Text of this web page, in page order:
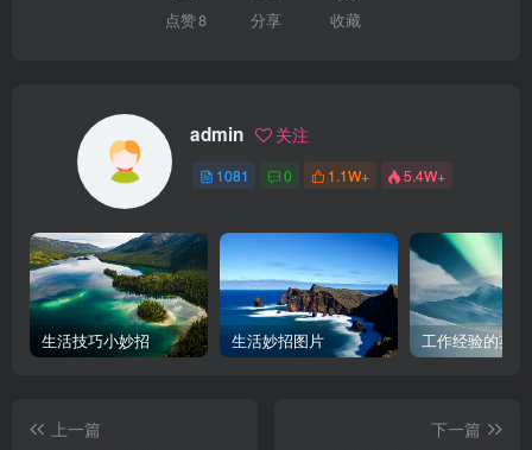
点赞8 分享 收藏
admin 关注
1081 0 1.1W+ 5.4W+
生活技巧小妙招 生活妙招图片 工作经验的英
上一篇
下一篇